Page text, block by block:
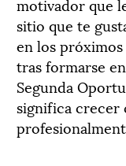
sitio que te
en los
tras formarse
Segunda
significa crecer